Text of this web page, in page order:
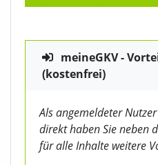
meineGKV -
(kostenfrei)
Als angemeldeter
direkt haben Sie neben
für alle Inhalte weitere